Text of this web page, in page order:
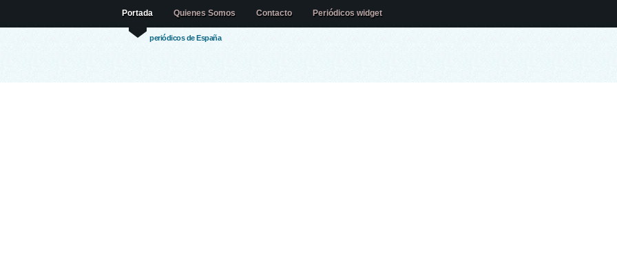
periódicos de España
Portada Quienes Somos Contacto Periódicos widget